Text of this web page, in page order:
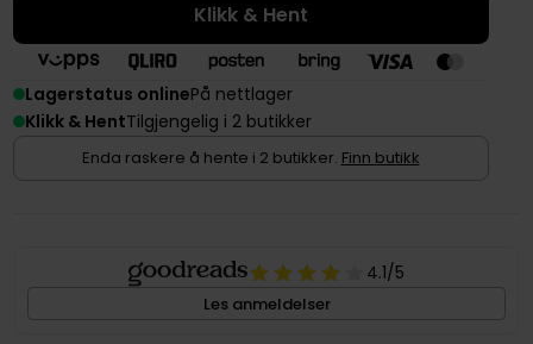
Klikk & Hent
Lagerstatus onlinePå nettlager
Klikk & HentTilgjengelig i 2 butikker
Enda raskere å hente i 2 butikker. Finn butikk
4.1/5
Les anmeldelser